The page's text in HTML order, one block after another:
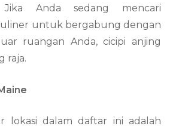
Jika Anda sedang mencari
untuk bergabung dengan
ruangan Anda, cicipi anjing
raja.
lokasi dalam daftar ini adalah